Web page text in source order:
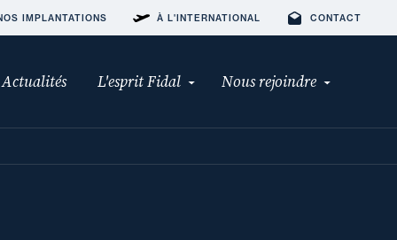
IMPLANTATIONS À L'INTERNATIONAL CONTACT
Actualités L'esprit Fidal Nous rejoindre